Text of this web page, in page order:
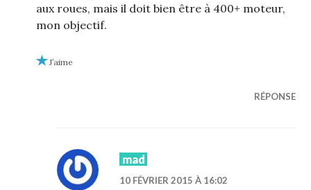
aux roues, mais il doit bien être à 400+ moteur,
mon objectif.
J’aime
RÉPONSE
mad
10 FÉVRIER 2015 À 16:02